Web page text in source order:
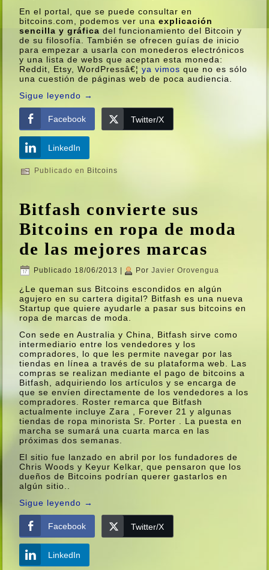
En el portal, que se puede consultar en
bitcoins.com, podemos ver unaexplicación
sencilla y gráfica del funcionamiento del Bitcoin y
de su filosofí­a. También se ofrecen guí­as de inicio
para empezar a usarla con monederos electrónicos
y una lista de webs que aceptan esta moneda:
Reddit, Etsy, WordPressâ€¦ya vimos que no es sólo
una cuestión de páginas web de poca audiencia.
Sigue leyendo →
Facebook Twitter/X
LinkedIn
Publicado en Bitcoins
Bitfash convierte sus
Bitcoins en ropa de moda
de las mejores marcas
Publicado 18/06/2013 Por Javier Orovengua
¿Le queman sus Bitcoins escondidos en algún
agujero en su cartera digital? Bitfash es una nueva
Startup que quiere ayudarle a pasar sus bitcoins en
ropa de marcas de moda.
Con sede en Australia y China, Bitfash sirve como
intermediario entre los vendedores y los
compradores, lo que les permite navegar por las
tiendas en lí­nea a través de su plataforma web. Las
compras se realizan mediante el pago de bitcoins a
Bitfash, adquiriendo los artí­culos y se encarga de
que se enví­en directamente de los vendedores a los
compradores. Roster remarca que Bitfash
actualmente incluye Zara , Forever 21 y algunas
tiendas de ropa minorista Sr. Porter . La puesta en
marcha se sumará una cuarta marca en las
próximas dos semanas.
El sitio fue lanzado en abril por los fundadores de
Chris Woods y Keyur Kelkar, que pensaron que los
dueños de Bitcoins podrí­an querer gastarlos en
algún sitio..
Sigue leyendo →
Facebook Twitter/X
LinkedIn